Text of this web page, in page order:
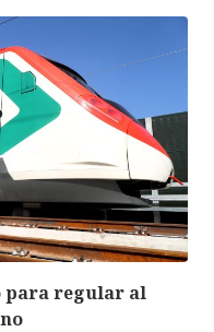
para regular al